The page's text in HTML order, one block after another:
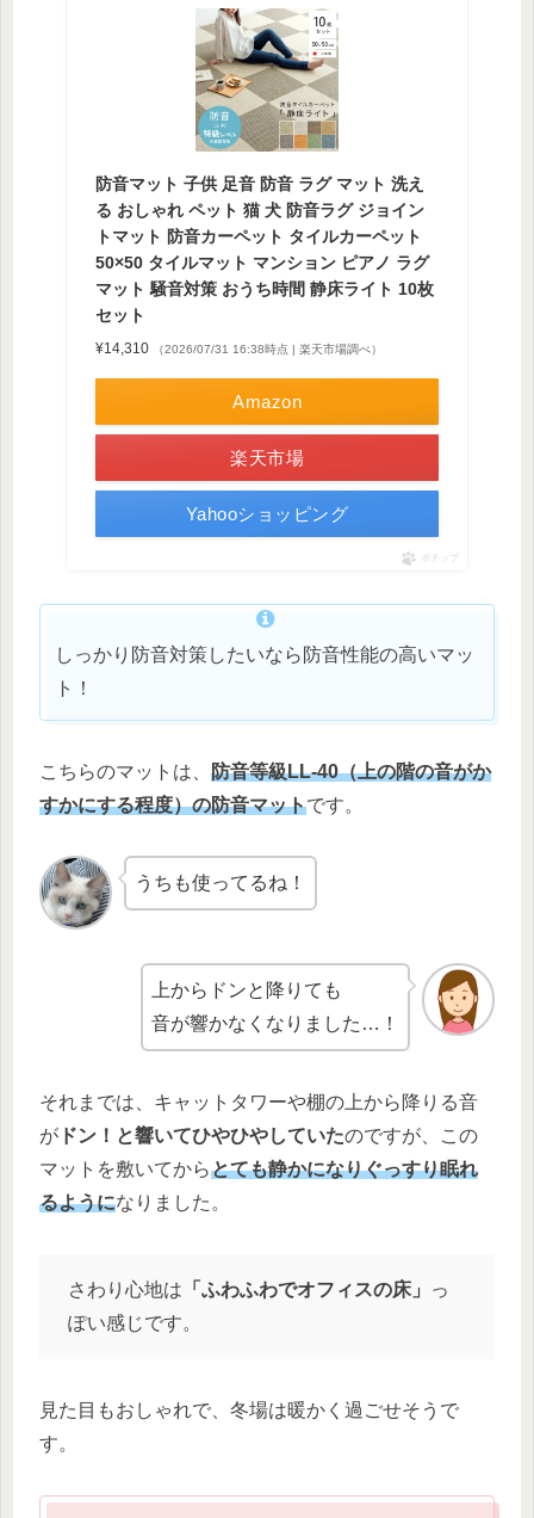
防音マット 子供 足音 防音 ラグ マット 洗え
る おしゃれ ペット 猫 犬 防音ラグ ジョイン
トマット 防音カーペット タイルカーペット
50×50 タイルマット マンション ピアノ ラグ
マット 騒音対策 おうち時間 静床ライト 10枚
セット
¥14,310 （2026/07/31 16:38時点 | 楽天市場調べ）
Amazon
楽天市場
Yahooショッピング
ポチップ
しっかり防音対策したいなら防音性能の高いマッ
ト！
こちらのマットは、 防音等級LL-40（上の階の音がか
すかにする程度）の防音マットです。
うちも使ってるね！
上からドンと降りても
音が響かなくなりました…！
それまでは、キャットタワーや棚の上から降りる音
が ドン！と響いてひやひやしていたのですが、この
マットを敷いてからとても静かになりぐっすり眠れ
るようになりました。
さわり心地は 「ふわふわでオフィスの床」
っ
ぽい感じです。
見た目もおしゃれで、冬場は暖かく過ごせそうで
す。